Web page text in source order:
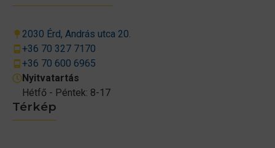
Térkép
2030 Érd, András utca 20.
+36 70 327 7170
+36 70 600 6965
Nyitvatartás
Hétfő - Péntek: 8-17